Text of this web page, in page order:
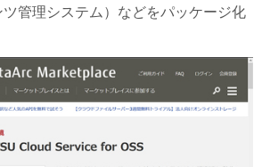
管理システム）などをパッケージ化